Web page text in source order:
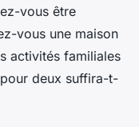
vous être
vous une maison
activités familiales
deux suffira-t-